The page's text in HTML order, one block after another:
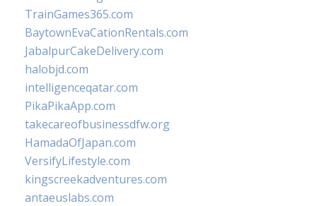
TrainGames365.com
BaytownEvaCationRentals.com
JabalpurCakeDelivery.com
halobjd.com
intelligenceqatar.com
PikaPikaApp.com
takecareofbusinessdfw.org
HamadaOfJapan.com
VersifyLifestyle.com
kingscreekadventures.com
antaeuslabs.com